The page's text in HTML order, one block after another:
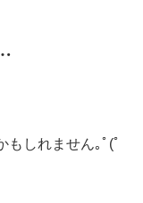
しれません｡ﾟ(ﾟ